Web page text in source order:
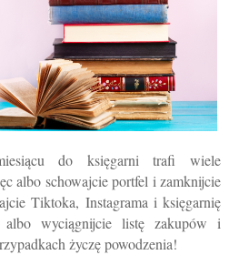
do księgarni trafi wiele
albo schowajcie portfel i zamknijcie
Tiktoka, Instagrama i księgarnię
albo wyciągnijcie listę zakupów i
życzę powodzenia!